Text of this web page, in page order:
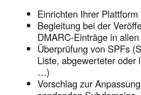
Einrichten Ihrer Plattform
Begleitung bei der
DMARC-Einträge in
Überprüfung von SPFs
Liste, abgewerteter oder
…)
Vorschlag zur